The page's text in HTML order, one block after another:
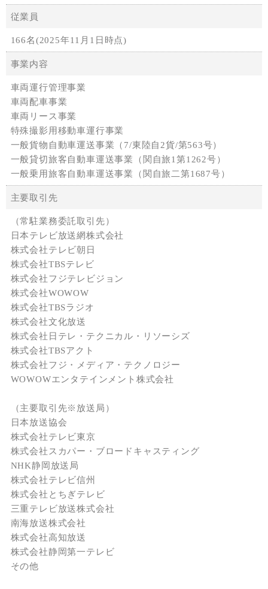
従業員
166名(2025年11月1日時点)
事業内容
車両運行管理事業
車両配車事業
車両リース事業
特殊撮影用移動車運行事業
一般貨物自動車運送事業（7/東陸自2貨/第563号）
一般貸切旅客自動車運送事業（関自旅1第1262号）
一般乗用旅客自動車運送事業（関自旅二第1687号）
主要取引先
（常駐業務委託取引先）
日本テレビ放送網株式会社
株式会社テレビ朝日
株式会社TBSテレビ
株式会社フジテレビジョン
株式会社WOWOW
株式会社TBSラジオ
株式会社文化放送
株式会社日テレ・テクニカル・リソーシズ
株式会社TBSアクト
株式会社フジ・メディア・テクノロジー
WOWOWエンタテインメント株式会社
（主要取引先※放送局）
日本放送協会
株式会社テレビ東京
株式会社スカパー・ブロードキャスティング
NHK静岡放送局
株式会社テレビ信州
株式会社とちぎテレビ
三重テレビ放送株式会社
南海放送株式会社
株式会社高知放送
株式会社静岡第一テレビ
その他